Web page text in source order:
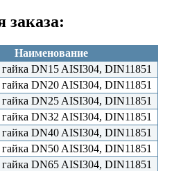
Наименование
DN15 AISI304, DIN11851
DN20 AISI304, DIN11851
DN25 AISI304, DIN11851
DN32 AISI304, DIN11851
DN40 AISI304, DIN11851
DN50 AISI304, DIN11851
DN65 AISI304, DIN11851